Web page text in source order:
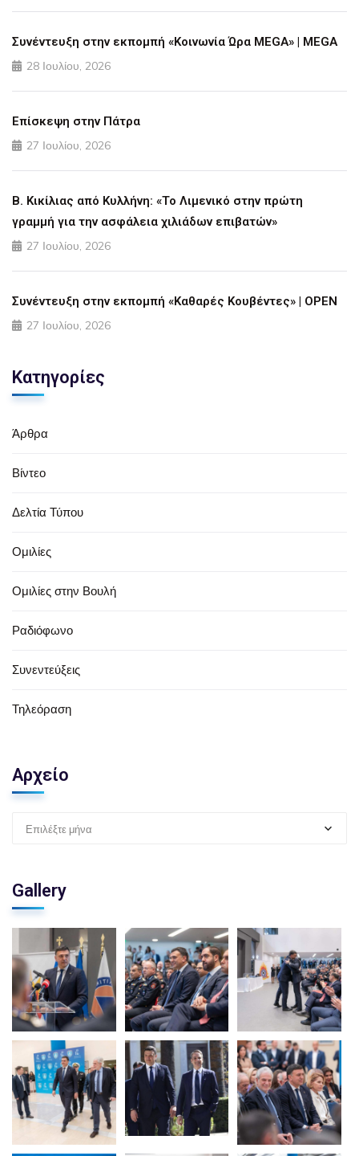
Συνέντευξη στην εκπομπή «Κοινωνία Ώρα MEGA» | MEGA
28 Ιουλίου, 2026
Επίσκεψη στην Πάτρα
27 Ιουλίου, 2026
Β. Κικίλιας από Κυλλήνη: «Το Λιμενικό στην πρώτη
γραμμή για την ασφάλεια χιλιάδων επιβατών»
27 Ιουλίου, 2026
Συνέντευξη στην εκπομπή «Καθαρές Κουβέντες» | OPEN
27 Ιουλίου, 2026
Κατηγορίες
Άρθρα
Βίντεο
Δελτία Τύπου
Ομιλίες
Ομιλίες στην Βουλή
Ραδιόφωνο
Συνεντεύξεις
Τηλεόραση
Αρχείο
Επιλέξτε μήνα
Gallery